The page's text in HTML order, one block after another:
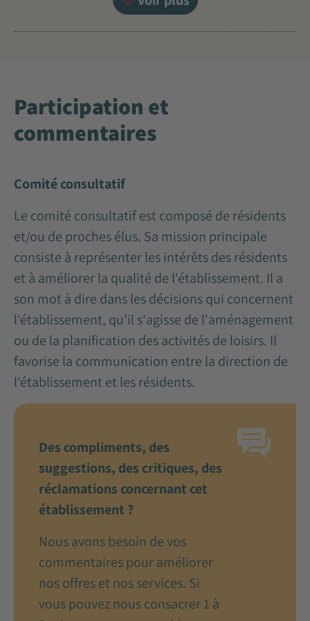
Participation et
commentaires
Comité consultatif
Le comité consultatif est composé de résidents
et/ou de proches élus. Sa mission principale
consiste à représenter les intérêts des résidents
et à améliorer la qualité de l'établissement. Il a
son mot à dire dans les décisions qui concernent
l'établissement, qu'il s'agisse de l'aménagement
ou de la planification des activités de loisirs. Il
favorise la communication entre la direction de
l'établissement et les résidents.
Des compliments, des
suggestions, des critiques, des
réclamations concernant cet
établissement ?
Nous avons besoin de vos
commentaires pour améliorer
nos offres et nos services. Si
vous pouvez nous consacrer 1 à